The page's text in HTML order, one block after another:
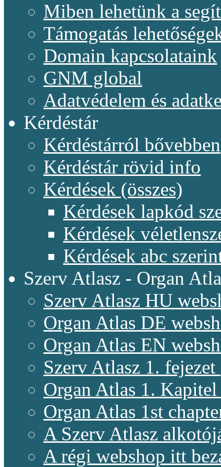
Miben lehetünk a
Támogatás
Domain kapcsolataink
GNM global
Adatvédelem és
Kérdéstár
Kérdéstárról bővebben
Kérdéstár rövid info
Kérdések (összes)
Kérdések lapkód
Kérdések
Kérdések abc
Szerv Atlasz - Organ
Szerv Atlasz HU
Organ Atlas DE
Organ Atlas EN
Szerv Atlasz 1.
Organ Atlas 1.
Organ Atlas 1st
A Szerv Atlasz
A régi webshop itt